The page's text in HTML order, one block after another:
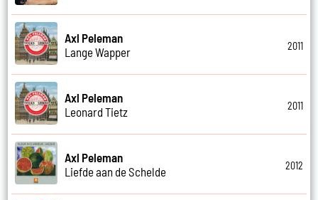
Axl Peleman
Lange Wapper
2011
Axl Peleman
Leonard Tietz
2011
Axl Peleman
Liefde aan de Schelde
2012